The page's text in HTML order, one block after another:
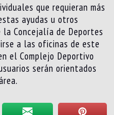
que requieran más
ayudas u otros
la Concejalía de Deportes
a las oficinas de este
el Complejo Deportivo
serán orientados